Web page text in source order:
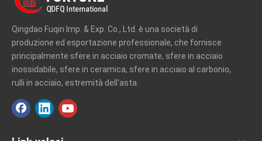
Qingdao Fuqin Imp. & Exp. Co., Ltd. è una società di
produzione ed esportazione professionale, che fornisce
principalmente sfere in acciaio cromate, sfere in acciaio
inossidabile, sfere in ceramica, sfere in acciaio al carbonio,
rulli in acciaio, estremità dell'asta.